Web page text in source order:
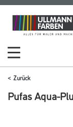
Zum
Inhalt
Zum
Navigationsmenü
Zurück
Pufas Aqua-